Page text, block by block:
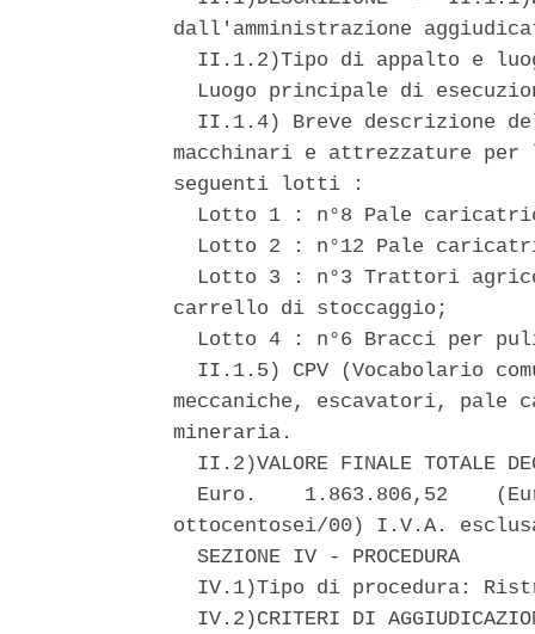
dall'amministrazione
II.1.2)Tipo di appalto e
Luogo principale di
II.1.4) Breve descrizione
macchinari e attrezzature
seguenti lotti :
Lotto 1 : n°8 Pale
Lotto 2 : n°12 Pale
Lotto 3 : n°3 Trattori
carrello di stoccaggio;
Lotto 4 : n°6 Bracci per
II.1.5) CPV (Vocabolario
meccaniche, escavatori,
mineraria.
II.2)VALORE FINALE TOTALE
Euro.    1.863.806,52
ottocentosei/00) I.V.A.
  SEZIONE IV - PROCEDURA
IV.1)Tipo di procedura:
IV.2)CRITERI DI